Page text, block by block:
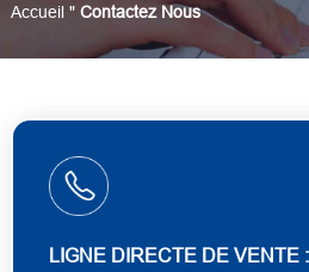
Accueil" Contactez Nous
LIGNE DIRECTE DE VENTE :